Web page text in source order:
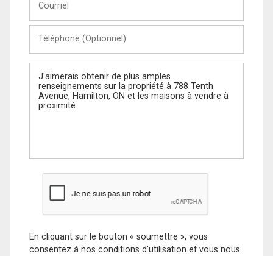
(Optionnel)
Message
En cliquant sur le bouton « soumettre », vous
consentez à nos conditions d'utilisation et vous nous